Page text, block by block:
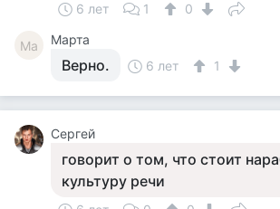
6 лет 1 0
Ма Марта
Верно. 6 лет 1
Сергей
говорит о том, что стоит
культуру речи